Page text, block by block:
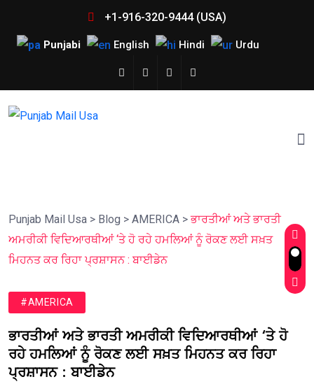
+1-916-320-9444 (USA)
Punjabi English Hindi Urdu
Punjab Mail Usa > Blog > AMERICA >ਭਾਰਤੀਆਂ ਅਤੇ ਭਾਰਤੀ
ਅਮਰੀਕੀ ਵਿਦਿਆਰਥੀਆਂ ‘ਤੇ ਹੋ ਰਹੇ ਹਮਲਿਆਂ ਨੂੰ ਰੋਕਣ ਲਈ ਸਖ਼ਤ
ਮਿਹਨਤ ਕਰ ਰਿਹਾ ਪ੍ਰਸ਼ਾਸਨ : ਬਾਈਡੇਨ
#AMERICA
ਭਾਰਤੀਆਂ ਅਤੇ ਭਾਰਤੀ ਅਮਰੀਕੀ ਵਿਦਿਆਰਥੀਆਂ ‘ਤੇ ਹੋ
ਰਹੇ ਹਮਲਿਆਂ ਨੂੰ ਰੋਕਣ ਲਈ ਸਖ਼ਤ ਮਿਹਨਤ ਕਰ ਰਿਹਾ
ਪ੍ਰਸ਼ਾਸਨ : ਬਾਈਡੇਨ